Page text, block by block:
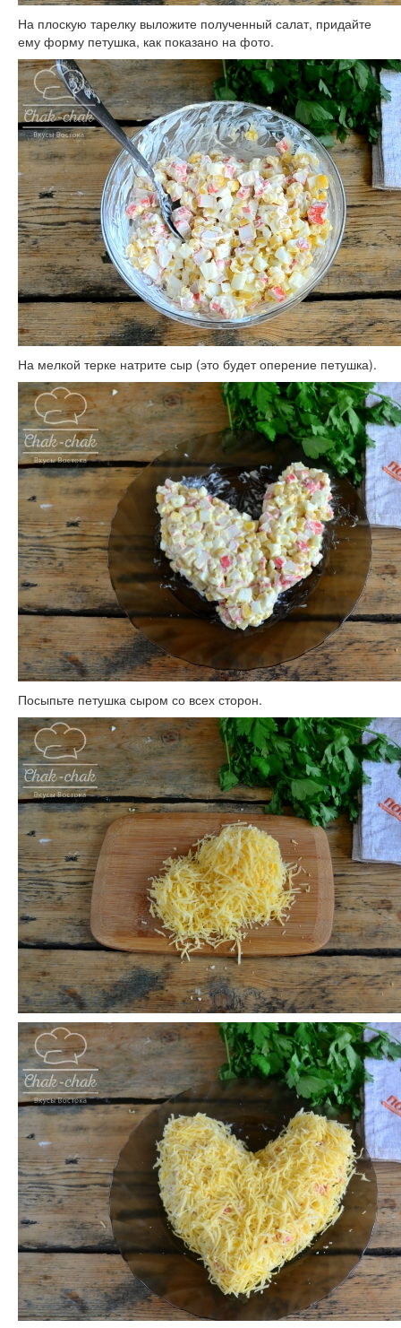
На плоскую тарелку выложите полученный салат, придайте
ему форму петушка, как показано на фото.
На мелкой терке натрите сыр (это будет оперение петушка).
Посыпьте петушка сыром со всех сторон.